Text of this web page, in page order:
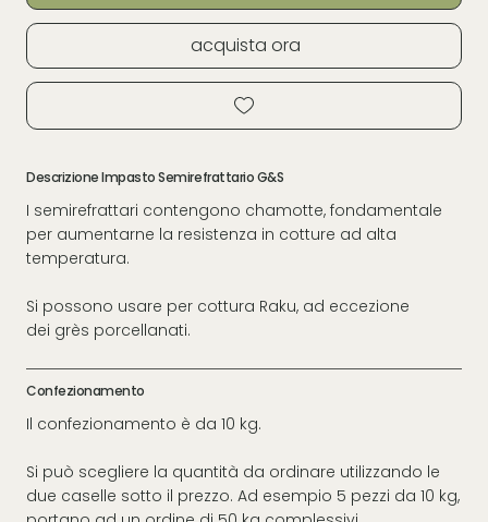
acquista ora
Descrizione Impasto Semirefrattario G&S
I semirefrattari contengono chamotte, fondamentale
per aumentarne la resistenza in cotture ad alta
temperatura.
Si possono usare per cottura Raku, ad eccezione
dei grès porcellanati.
Confezionamento
Il confezionamento è da 10 kg.
Si può scegliere la quantità da ordinare utilizzando le
due caselle sotto il prezzo. Ad esempio 5 pezzi da 10 kg,